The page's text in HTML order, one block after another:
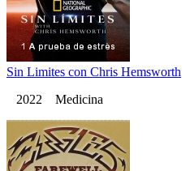
Sin Limites con Chris Hemsworth
2022 Medicina